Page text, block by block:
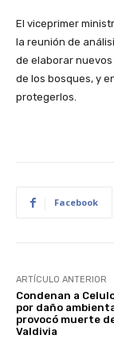
El viceprimer
la reunión de
de elaborar
de los bosques, y
protegerlos.
Facebook
ARTÍCULO ANTERIOR
Condenan a
por daño
provocó muerte
Valdivia